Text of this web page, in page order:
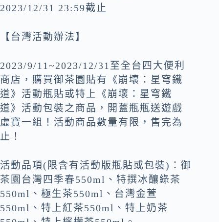
2023/12/31 23:59截止
【台灣活動辦法】
2023/9/11~2023/12/31至全台四大便利
商店，購買御茶園貼有《崩壞：星穹鐵
道》活動瓶貼或特上《崩壞：星穹鐵
道》活動包裝之商品，開蓋瓶瓶送遊戲
虛寶一組！活動商品數量有限，售完為
止！
活動品項(限含有活動版瓶貼或包裝)：御
茶園台灣四季春550ml、特撰冰釀綠茶
550ml、極生茶550ml、台灣金萱
550ml、特上紅茶550ml、特上奶茶